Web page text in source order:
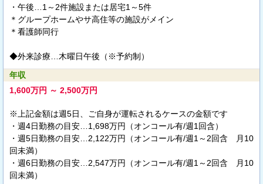
・午後…1～2件施設または居宅1～5件
＊グループホームやサ高住等の施設がメイン
＊看護師同行
◆外来診療…木曜日午後（※予約制）
年収
1,600万円 ～ 2,500万円
※上記金額は週5日、ご自身が運転されるケースの金額です
・週4日勤務の目安…1,698万円（オンコール有/週1回含）
・週5日勤務の目安…2,122万円（オンコール有/週1～2回含 月10
回未満）
・週6日勤務の目安…2,547万円（オンコール有/週1～2回含 月10
回未満）